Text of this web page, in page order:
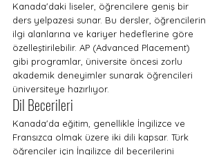
Kanada'daki liseler, öğrencilere geniş bir
ders yelpazesi sunar. Bu dersler, öğrencilerin
ilgi alanlarına ve kariyer hedeflerine göre
özelleştirilebilir. AP (Advanced Placement)
gibi programlar, üniversite öncesi zorlu
akademik deneyimler sunarak öğrencileri
üniversiteye hazırlıyor.
Dil Becerileri
Kanada'da eğitim, genellikle İngilizce ve
Fransızca olmak üzere iki dili kapsar. Türk
öğrenciler için İngilizce dil becerilerini